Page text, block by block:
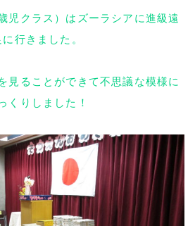
児クラス）はズーラシアに進級遠
に行きました。
見ることができて不思議な模様に
くりしました！